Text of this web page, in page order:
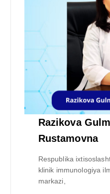
Razikova
Rustamovna
Respublika
klinik immunologiya
markazi,